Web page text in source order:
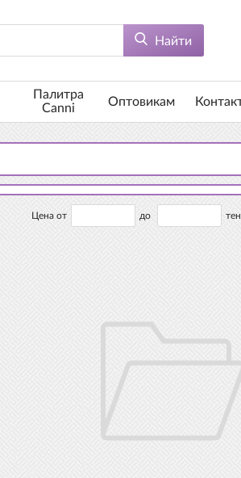
Найти
Палитра
Canni
Оптовикам
Цена от до